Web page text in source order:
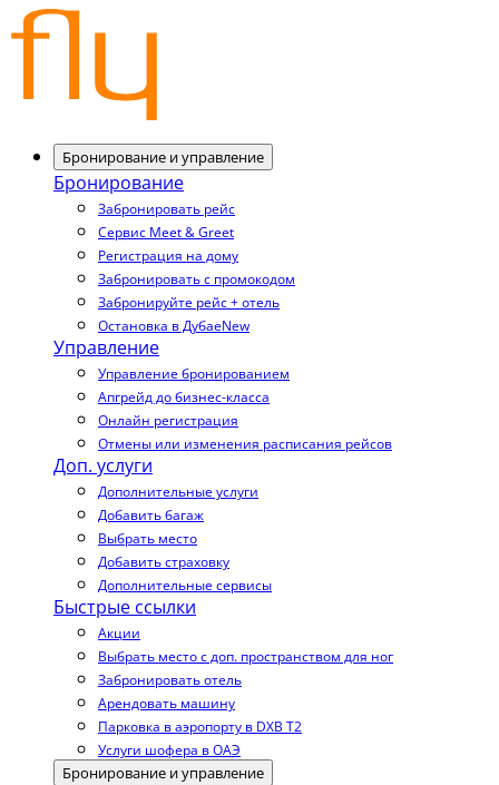
Бронирование и управление
Бронирование
Забронировать рейс
Сервис Meet & Greet
Регистрация на дому
Забронировать с промокодом
Забронируйте рейс + отель
Остановка в ДубаеNew
Управление
Управление бронированием
Апгрейд до бизнес-класса
Онлайн регистрация
Отмены или изменения расписания рейсов
Доп. услуги
Дополнительные услуги
Добавить багаж
Выбрать место
Добавить страховку
Дополнительные сервисы
Быстрые ссылки
Акции
Выбрать место с доп. пространством для ног
Забронировать отель
Арендовать машину
Парковка в аэропорту в DXB T2
Услуги шофера в ОАЭ
Бронирование и управление